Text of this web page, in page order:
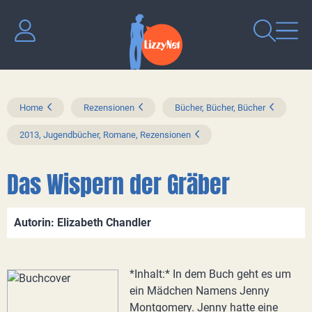
Home Rezensionen Bücher, Bücher, Bücher
2013, Jugendbücher, Romane, Rezensionen
Das Wispern der Gräber
Autorin: Elizabeth Chandler
*Inhalt:* In dem Buch geht es um
ein Mädchen Namens Jenny
Montgomery. Jenny hatte eine